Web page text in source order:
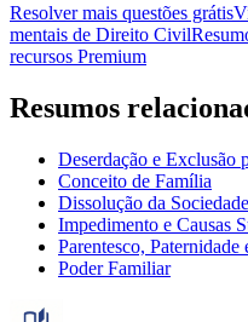
Resolver mais questões grátis
mentais de Direito Civil
recursos Premium
Resumos
Deserdação e Exclusão
Conceito de Família
Dissolução da
Impedimento e Causas
Parentesco, Paternidade
Poder Familiar